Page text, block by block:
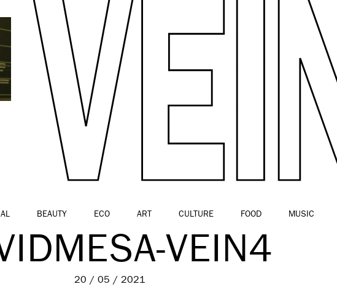
BEAUTY ECO ART CULTURE FOOD MUSIC
VEIN4
20 / 05 / 2021